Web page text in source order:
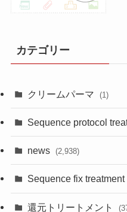
カテゴリー
クリームパーマ (1)
Sequence protocol
news (2,938)
Sequence fix treatment
還元トリートメント